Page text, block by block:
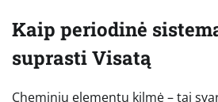
Kaip periodinė
suprasti Visatą
Cheminių elementų kilmė – tai